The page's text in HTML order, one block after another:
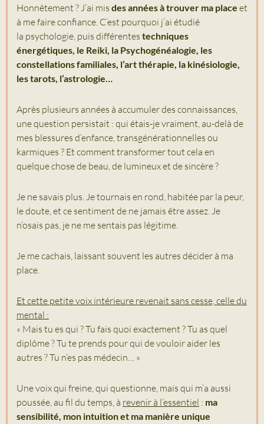
Honnêtement ? J’ai mis des années à trouver ma place et
à me faire confiance. C’est pourquoi j’ai étudié
la psychologie, puis différentes techniques
énergétiques, le Reiki, la Psychogénéalogie, les
constellations familiales, l’art thérapie, la kinésiologie,
les tarots, l’astrologie…
Après plusieurs années à accumuler des connaissances,
une question persistait : qui étais-je vraiment, au-delà de
mes blessures d’enfance, transgénérationnelles ou
karmiques ? Et comment transformer tout cela en
quelque chose de beau, de lumineux et de sincère ?
Je ne savais plus. Je tournais en rond, habitée par la peur,
le doute, et ce sentiment de ne jamais être assez. Je
n’osais pas, je ne me sentais pas légitime.
Je me cachais, laissant souvent les autres décider à ma
place.
Et cette petite voix intérieure revenait sans cesse, celle du
mental :
« Mais tu es qui ? Tu fais quoi exactement ? Tu as quel
diplôme ? Tu te prends pour qui de vouloir aider les
autres ? Tu n’es pas médecin… »
Une voix qui freine, qui questionne, mais qui m’a aussi
poussée, au fil du temps, à revenir à l’essentiel : ma
sensibilité, mon intuition et ma manière unique